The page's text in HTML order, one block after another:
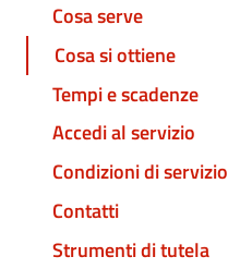
Cosa serve
Cosa si ottiene
Tempi e scadenze
Accedi al servizio
Condizioni di servizio
Contatti
Strumenti di tutela